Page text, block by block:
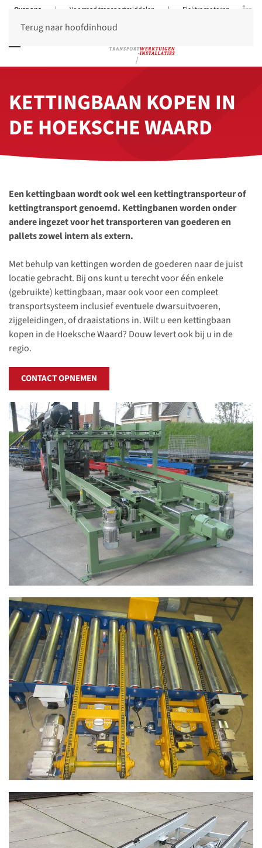
Terug naar hoofdinhoud
Over ons | Voorraad transportmiddelen | Elektromotoren
KETTINGBAAN KOPEN IN
DE HOEKSCHE WAARD
Een kettingbaan wordt ook wel een kettingtransporteur of
ketting­transport genoemd. Kettingbanen worden onder
andere ingezet voor het transporteren van goederen en
pallets zowel intern als extern.
Met behulp van kettingen worden de goederen naar de juist
locatie gebracht. Bij ons kunt u terecht voor één enkele
(gebruikte) kettingbaan, maar ook voor een compleet
transportsysteem inclusief eventuele dwarsuitvoeren,
zijgeleidingen, of draaistations in. Wilt u een kettingbaan
kopen in de Hoeksche Waard? Douw levert ook bij u in de
regio.
CONTACT OPNEMEN